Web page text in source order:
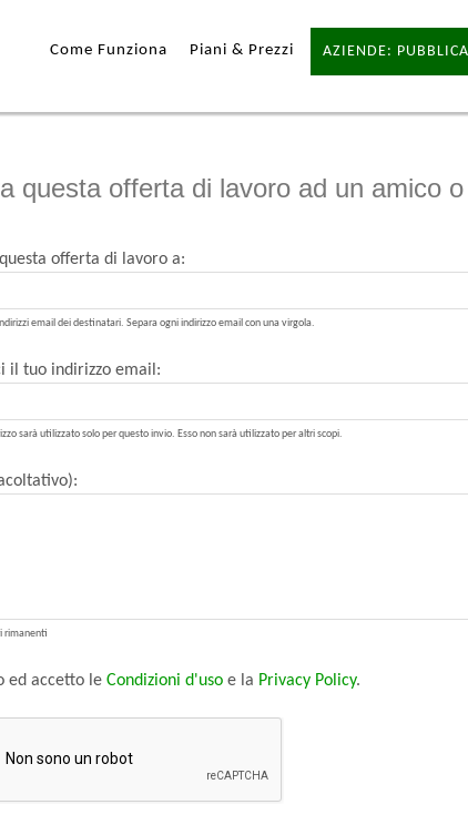
Come Funziona Piani & Prezzi AZIENDE:
questa offerta di lavoro ad un amico
offerta di lavoro a:
email dei destinatari. Separa ogni indirizzo email con una virgola.
il tuo indirizzo email:
sarà utilizzato solo per questo invio. Esso non sarà utilizzato per altri scopi.
rimanenti
ed accetto le Condizioni d'usoe la Privacy Policy.